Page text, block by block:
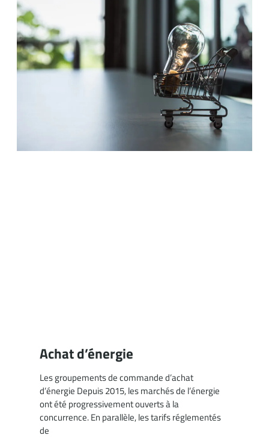
Achat d’énergie
Les groupements de commande d’achat
d’énergie Depuis 2015, les marchés de l’énergie
ont été progressivement ouverts à la
concurrence. En parallèle, les tarifs réglementés
de